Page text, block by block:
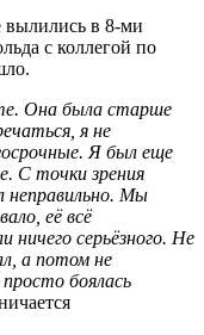
вылились в 8-ми
с коллегой по
Она была старше
я не
Я был еще
С точки зрения
неправильно. Мы
её всё
ничего серьёзного. Не
а потом не
боялась